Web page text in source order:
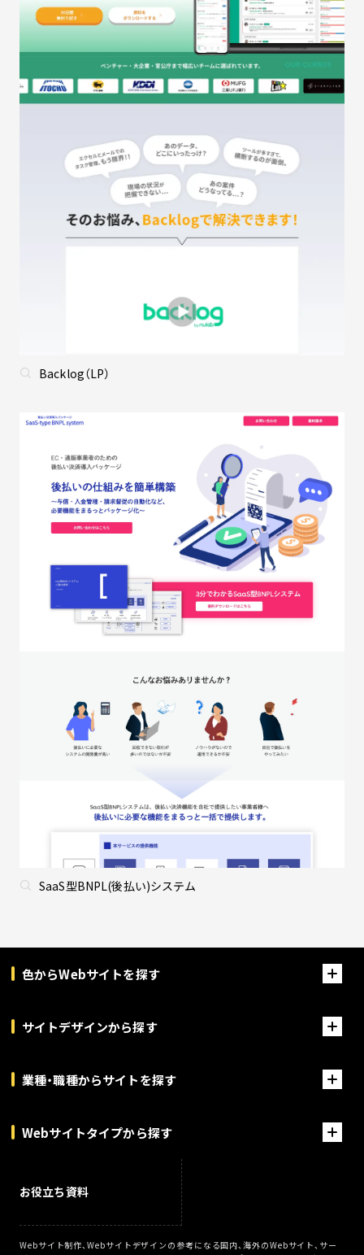
Backlog（LP）
SaaS型BNPL(後払い)システム
色からWebサイトを探す
サイトデザインから探す
業種・職種からサイトを探す
Webサイトタイプから探す
お役立ち資料
Webサイト制作、Webサイトデザインの参考になる国内、海外のWebサイト、サー